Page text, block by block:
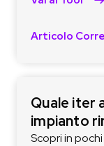
Articolo
Quale iter
impianto
Scopri in